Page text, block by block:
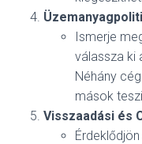
Ismerje
válassza ki
Néhány
mások
Visszaadási és